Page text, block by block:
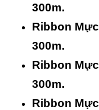
300m.
Ribbon
300m.
Ribbon
300m.
Ribbon